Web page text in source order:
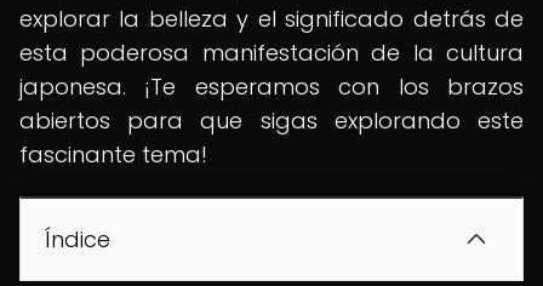
explorar la belleza y el significado detrás de
esta poderosa manifestación de la cultura
japonesa. ¡Te esperamos con los brazos
abiertos para que sigas explorando este
fascinante tema!
Índice